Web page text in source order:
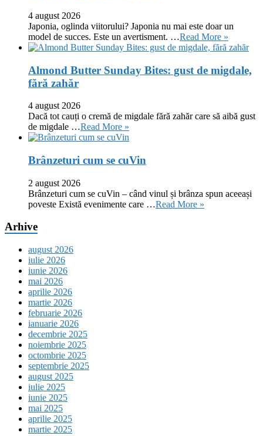
4 august 2026
Japonia, oglinda viitorului? Japonia nu mai este doar un
model de succes. Este un avertisment. …Read More »
Almond Butter Sunday Bites: gust de migdale,
fără zahăr
4 august 2026
Dacă tot cauți o cremă de migdale fără zahăr care să aibă gust
de migdale …Read More »
Brânzeturi cum se cuVin
2 august 2026
Brânzeturi cum se cuVin – când vinul și brânza spun aceeași
poveste Există evenimente care …Read More »
Arhive
august 2026
iulie 2026
iunie 2026
mai 2026
aprilie 2026
martie 2026
februarie 2026
ianuarie 2026
decembrie 2025
noiembrie 2025
octombrie 2025
septembrie 2025
august 2025
iulie 2025
iunie 2025
mai 2025
aprilie 2025
martie 2025